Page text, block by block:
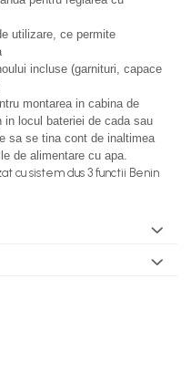
utilizare, ce permite
incluse (garnituri, capace
montarea in cabina de
in locul bateriei de cada sau
sa se tina cont de inaltimea
de alimentare cu apa.
cu sistem dus 3 functii Benin